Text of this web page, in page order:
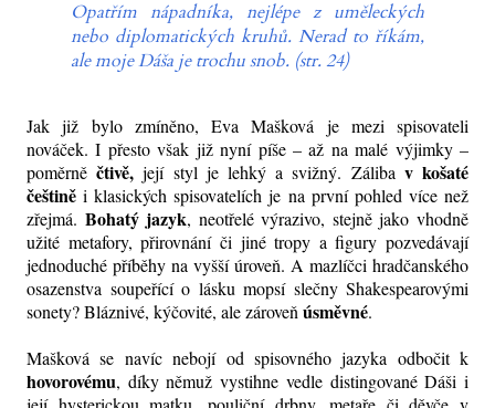
Opatřím nápadníka, nejlépe z uměleckých
nebo diplomatických kruhů. Nerad to říkám,
ale moje Dáša je trochu snob. (str. 24)
Jak již bylo zmíněno, Eva Mašková je mezi spisovateli
nováček. I přesto však již nyní píše – až na malé výjimky –
poměrně čtivě, její styl je lehký a svižný. Záliba v košaté
češtině i klasických spisovatelích je na první pohled více než
zřejmá. Bohatý jazyk, neotřelé výrazivo, stejně jako vhodně
užité metafory, přirovnání či jiné tropy a figury pozvedávají
jednoduché příběhy na vyšší úroveň. A mazlíčci hradčanského
osazenstva soupeřící o lásku mopsí slečny Shakespearovými
sonety? Bláznivé, kýčovité, ale zároveň úsměvné.
Mašková se navíc nebojí od spisovného jazyka odbočit k
hovorovému, díky němuž vystihne vedle distingované Dáši i